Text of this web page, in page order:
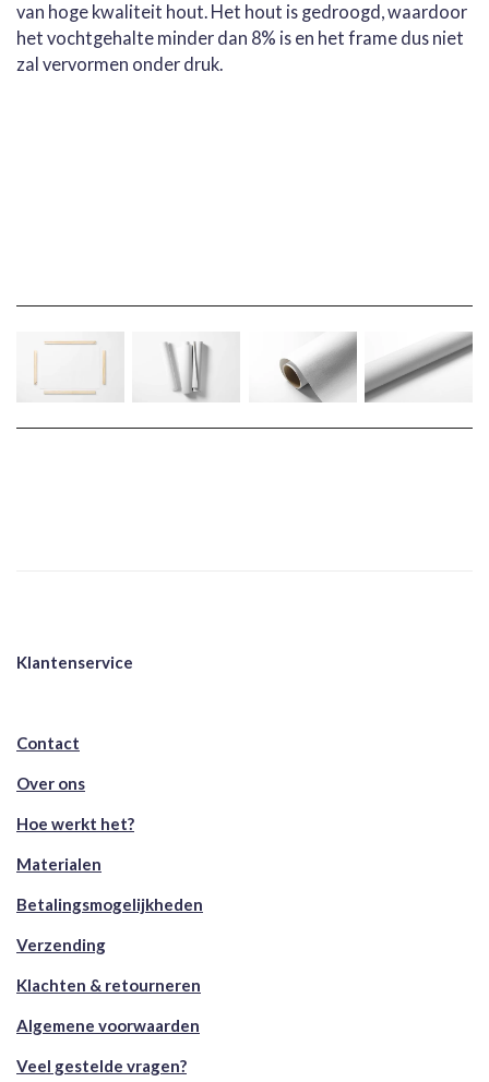
van hoge kwaliteit hout. Het hout is gedroogd, waardoor
het vochtgehalte minder dan 8% is en het frame dus niet
zal vervormen onder druk.
Klantenservice
Contact
Over ons
Hoe werkt het?
Materialen
Betalingsmogelijkheden
Verzending
Klachten & retourneren
Algemene voorwaarden
Veel gestelde vragen?